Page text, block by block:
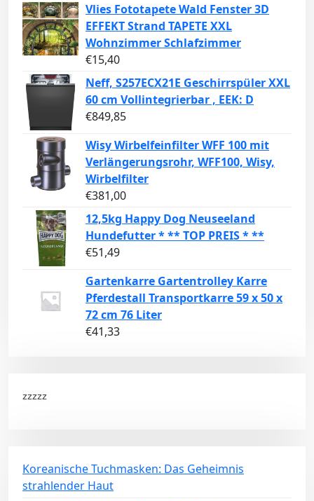
Vlies Fototapete Wald Fenster 3D
EFFEKT Strand TAPETE XXL
Wohnzimmer Schlafzimmer
€15,40
Neff, S257ECX21E Geschirrspüler XXL
60 cm Vollintegrierbar , EEK: D
€849,85
Wisy Wirbelfeinfilter WFF 100 mit
Verlängerungsrohr, WFF100, Wisy,
Wirbelfilter
€381,00
12,5kg Happy Dog Neuseeland
Hundefutter * ** TOP PREIS * **
€51,49
Gartenkarre Gartentrolley Karre
Pferdestall Transportkarre 59 x 50 x
72 cm 76 Liter
€41,33
zzzzz
Koreanische Tuchmasken: Das Geheimnis
strahlender Haut